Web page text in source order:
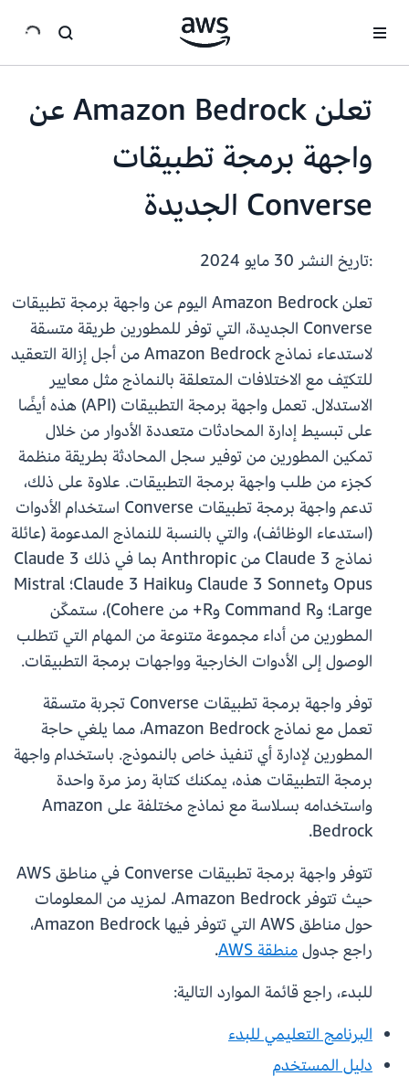
تعلن Amazon Bedrock عن
واجهة برمجة تطبيقات
Converse الجديدة
:تاريخ النشر
تعلن Amazon Bedrock اليوم عن واجهة برمجة تطبيقات
Converse الجديدة، التي توفر للمطورين طريقة متسقة
لاستدعاء نماذج Amazon Bedrock من أجل إزالة التعقيد
للتكيّف مع الاختلافات المتعلقة بالنماذج مثل معايير
الاستدلال. تعمل واجهة برمجة التطبيقات (API) هذه أيضًا
على تبسيط إدارة المحادثات متعددة الأدوار من خلال
تمكين المطورين من توفير سجل المحادثة بطريقة منظمة
كجزء من طلب واجهة برمجة التطبيقات. علاوة على ذلك،
تدعم واجهة برمجة تطبيقات Converse استخدام الأدوات
(استدعاء الوظائف)، والتي بالنسبة للنماذج المدعومة (عائلة
نماذج Claude 3 من Anthropic بما في ذلك Claude 3
Opus وClaude 3 Sonnet وClaude 3 Haiku؛ Mistral
Large؛ وCommand R وR+ من Cohere)، ستمكّن
المطورين من أداء مجموعة متنوعة من المهام التي تتطلب
الوصول إلى الأدوات الخارجية وواجهات برمجة التطبيقات.
توفر واجهة برمجة تطبيقات Converse تجربة متسقة
تعمل مع نماذج Amazon Bedrock، مما يلغي حاجة
المطورين لإدارة أي تنفيذ خاص بالنموذج. باستخدام واجهة
برمجة التطبيقات هذه، يمكنك كتابة رمز مرة واحدة
واستخدامه بسلاسة مع نماذج مختلفة على Amazon
Bedrock.
تتوفر واجهة برمجة تطبيقات Converse في مناطق AWS
حيث تتوفر Amazon Bedrock. لمزيد من المعلومات
حول مناطق AWS التي تتوفر فيها Amazon Bedrock،
راجع جدولمنطقة AWS
.
للبدء، راجع قائمة الموارد التالية:
البرنامج التعليمي للبدء
دليل المستخدم